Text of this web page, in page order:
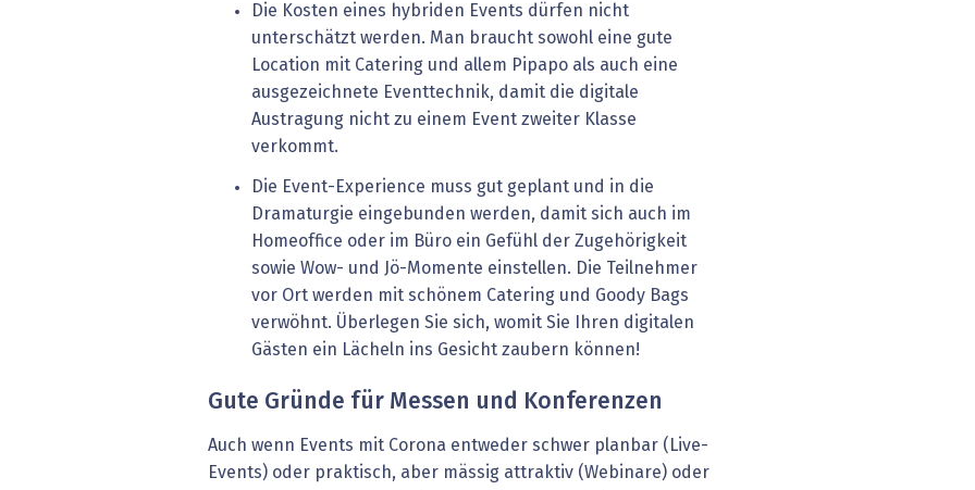
Die Kosten eines hybriden Events dürfen nicht
unterschätzt werden. Man braucht sowohl eine gute
Location mit Catering und allem Pipapo als auch eine
ausgezeichnete Eventtechnik, damit die digitale
Austragung nicht zu einem Event zweiter Klasse
verkommt.
Die Event-Experience muss gut geplant und in die
Dramaturgie eingebunden werden, damit sich auch im
Homeoffice oder im Büro ein Gefühl der Zugehörigkeit
sowie Wow- und Jö-Momente einstellen. Die Teilnehmer
vor Ort werden mit schönem Catering und Goody Bags
verwöhnt. Überlegen Sie sich, womit Sie Ihren digitalen
Gästen ein Lächeln ins Gesicht zaubern können!
Gute Gründe für Messen und Konferenzen
Auch wenn Events mit Corona entweder schwer planbar (Live-
Events) oder praktisch, aber mässig attraktiv (Webinare) oder